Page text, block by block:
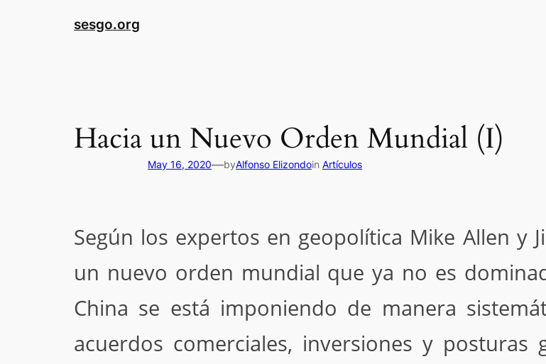
sesgo.org
Hacia un Nuevo Orden Mundial (I)
May 16, 2020—byAlfonso Elizondoin Artículos
Según los expertos en geopolítica Mike Allen y
un nuevo orden mundial que ya no es
China se está imponiendo de manera
acuerdos comerciales, inversiones y